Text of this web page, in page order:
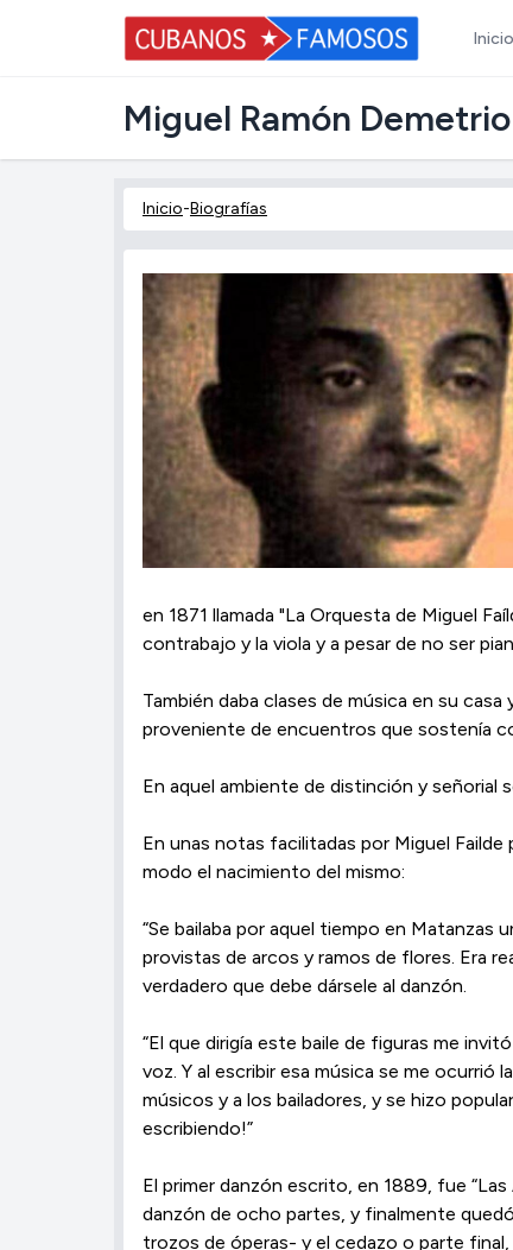
Inicio
Miguel Ramón
Inicio-Biografías
en 1871 llamada "La Orquesta de Miguel
contrabajo y la viola y a pesar de no ser
También daba clases de música en su
proveniente de encuentros que sostenía
En aquel ambiente de distinción y señorial
En unas notas facilitadas por Miguel
modo el nacimiento del mismo:
“Se bailaba por aquel tiempo en Matanzas
provistas de arcos y ramos de flores. Era
verdadero que debe dársele al danzón.
“El que dirigía este baile de figuras me
voz. Y al escribir esa música se me ocurrió
músicos y a los bailadores, y se hizo
escribiendo!”
El primer danzón escrito, en 1889, fue
danzón de ocho partes, y finalmente
trozos de óperas- y el cedazo o parte